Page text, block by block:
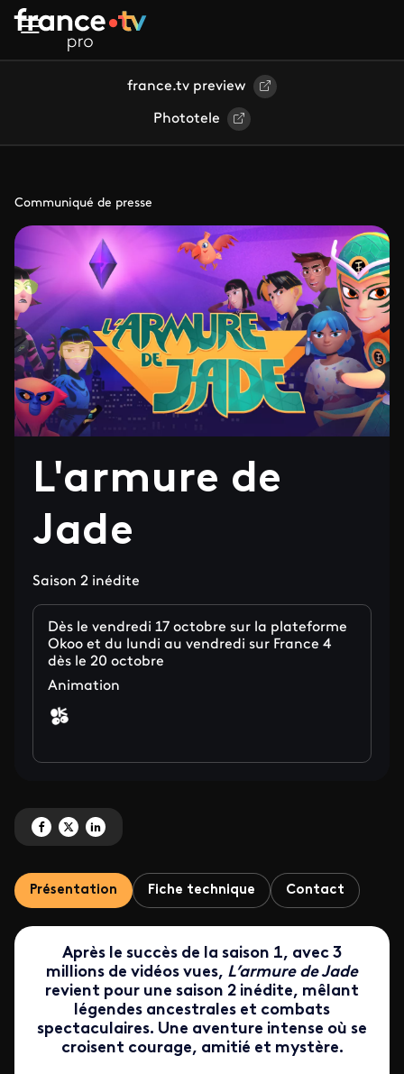
Aller au contenu principal
france.tv preview
Phototele
Communiqué de presse
L'armure de
Jade
Saison 2 inédite
Dès le vendredi 17 octobre sur la plateforme
Okoo et du lundi au vendredi sur France 4
dès le 20 octobre
Animation
Partagez 'L'armure de Jade' sur Facebook
Partagez 'L'armure de Jade' sur X
Partagez 'L'armure de Jade' sur LinkedIn
Présentation Fiche technique Contact
Après le succès de la saison 1, avec 3
millions de vidéos vues, L’armure de Jade
revient pour une saison 2 inédite, mêlant
légendes ancestrales et combats
spectaculaires. Une aventure intense où se
croisent courage, amitié et mystère.